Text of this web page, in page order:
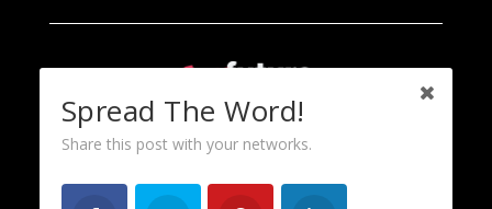
Spread The Word!
Share this post with your networks.